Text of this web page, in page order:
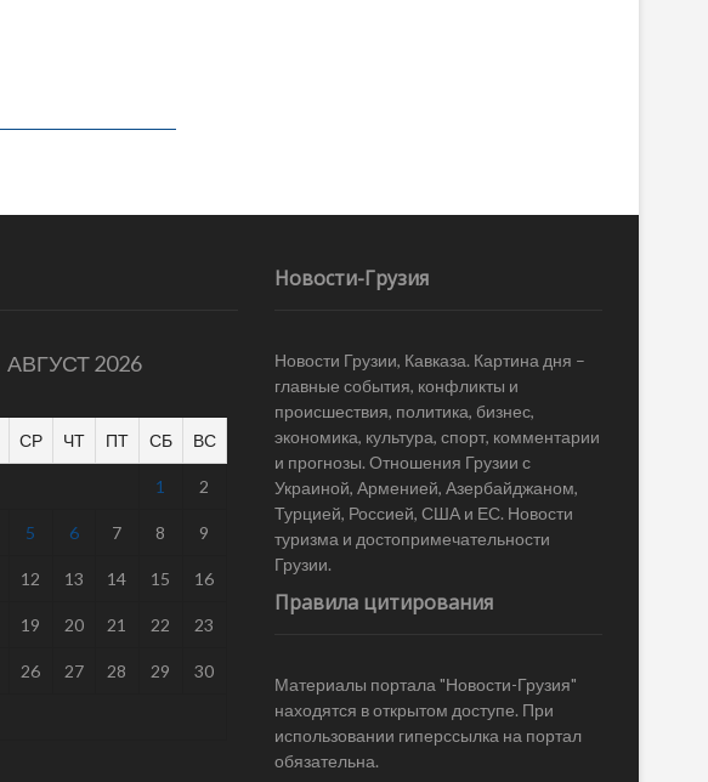
АВГУСТ 2026
СР ЧТ ПТ СБ ВС
1 2
5 6 7 8 9
12 13 14 15 16
19 20 21 22 23
26 27 28 29 30
Новости-Грузия
Новости Грузии, Кавказа. Картина дня –
главные события, конфликты и
происшествия, политика, бизнес,
экономика, культура, спорт, комментарии
и прогнозы. Отношения Грузии с
Украиной, Арменией, Азербайджаном,
Турцией, Россией, США и ЕС. Новости
туризма и достопримечательности
Грузии.
Правила цитирования
Материалы портала "Новости-Грузия"
находятся в открытом доступе. При
использовании гиперссылка на портал
обязательна.